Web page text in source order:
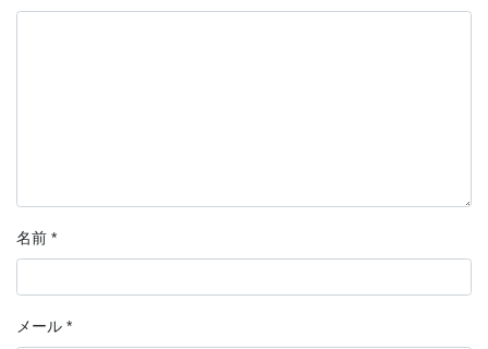
名前 *
メール *